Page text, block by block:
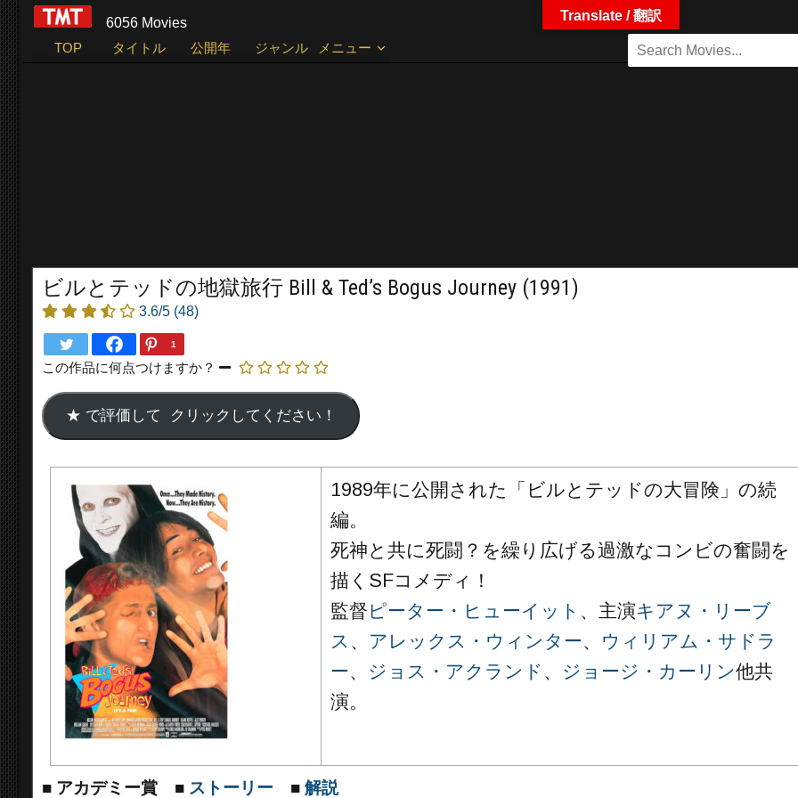
6056 Movies
TOP
タイトル 公開年 ジャンル メニュー
ビルとテッドの地獄旅行 Bill & Ted’s Bogus Journey (1991)
3.6/5 (48)
1
この作品に何点つけますか？
1989年に公開された「ビルとテッドの大冒険」の続
編。
死神と共に死闘？を繰り広げる過激なコンビの奮闘を
描くSFコメディ！
監督ピーター・ヒューイット 、主演キアヌ・リーブ
ス 、 アレックス・ウィンター、 ウィリアム・サドラ
ー、 ジョス・アクランド 、 ジョージ・カーリン他共
演。
■ アカデミー賞 ■ ストーリー ■ 解説
Translate / 翻訳